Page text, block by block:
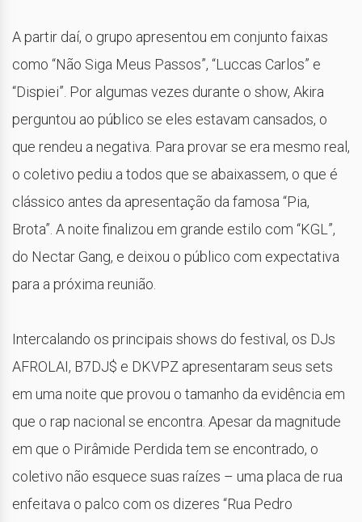
A partir daí, o grupo apresentou em conjunto faixas
como “Não Siga Meus Passos”, “Luccas Carlos” e
“Dispiei”. Por algumas vezes durante o show, Akira
perguntou ao público se eles estavam cansados, o
que rendeu a negativa. Para provar se era mesmo real,
o coletivo pediu a todos que se abaixassem, o que é
clássico antes da apresentação da famosa “Pia,
Brota”. A noite finalizou em grande estilo com “KGL”,
do Nectar Gang, e deixou o público com expectativa
para a próxima reunião.
Intercalando os principais shows do festival, os DJs
AFROLAI, B7DJ$ e DKVPZ apresentaram seus sets
em uma noite que provou o tamanho da evidência em
que o rap nacional se encontra. Apesar da magnitude
em que o Pirâmide Perdida tem se encontrado, o
coletivo não esquece suas raízes – uma placa de rua
enfeitava o palco com os dizeres “Rua Pedro